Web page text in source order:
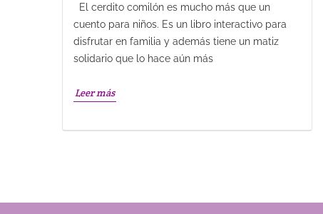
El cerdito comilón es mucho más que un
cuento para niños. Es un libro interactivo para
disfrutar en familia y además tiene un matiz
solidario que lo hace aún más
Leer más